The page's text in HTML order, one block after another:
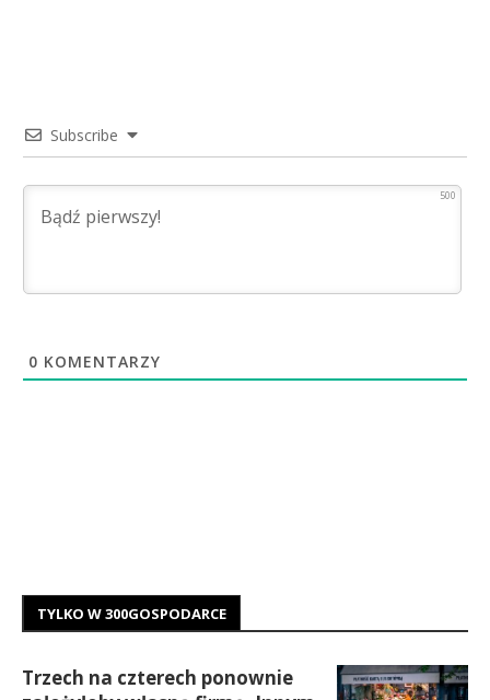
Subscribe
500
0 KOMENTARZY
TYLKO W 300GOSPODARCE
Trzech na czterech ponownie